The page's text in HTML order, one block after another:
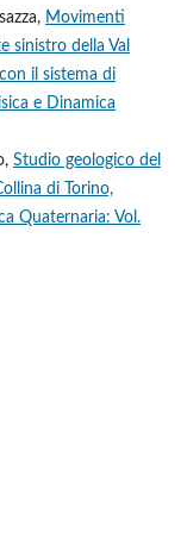
Movimenti
sinistro della Val
il sistema di
e Dinamica
Studio geologico del
di Torino,
Quaternaria: Vol.